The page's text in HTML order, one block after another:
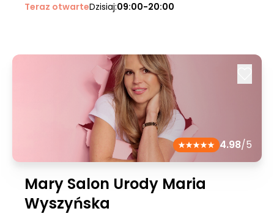
Teraz otwarteDzisiaj:09:00-20:00
4.98/5
Mary Salon Urody Maria
Wyszyńska